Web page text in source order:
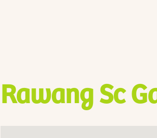
Rawang Sc